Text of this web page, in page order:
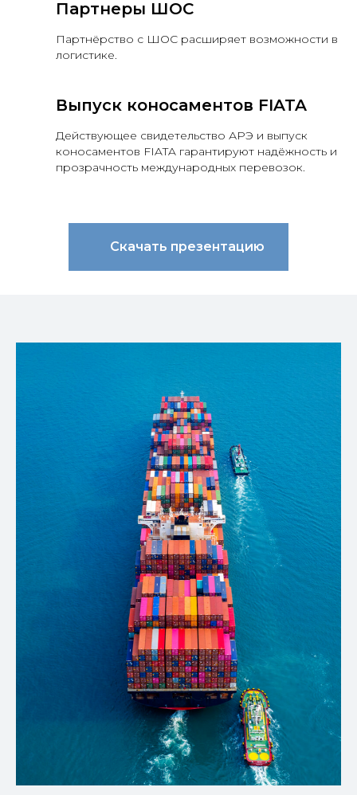
Партнеры ШОС
Партнёрство с ШОС расширяет возможности в
логистике.
Выпуск коносаментов FIATA
Действующее свидетельство АРЭ и выпуск
коносаментов FIATA гарантируют надёжность и
прозрачность международных перевозок.
Скачать презентацию